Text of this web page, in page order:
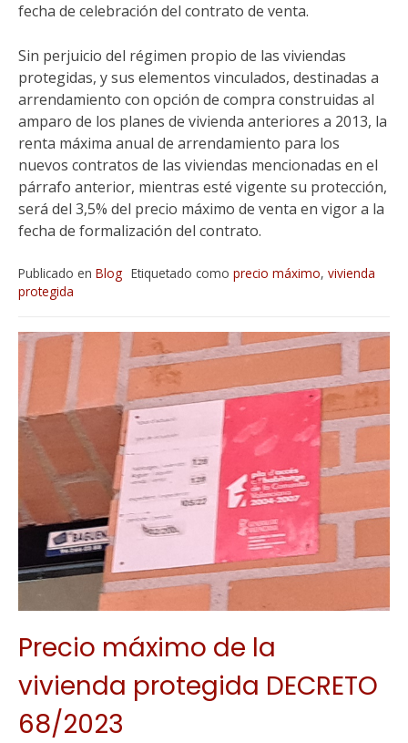
fecha de celebración del contrato de venta.
Sin perjuicio del régimen propio de las viviendas
protegidas, y sus elementos vinculados, destinadas a
arrendamiento con opción de compra construidas al
amparo de los planes de vivienda anteriores a 2013, la
renta máxima anual de arrendamiento para los
nuevos contratos de las viviendas mencionadas en el
párrafo anterior, mientras esté vigente su protección,
será del 3,5% del precio máximo de venta en vigor a la
fecha de formalización del contrato.
Publicado en Blog Etiquetado como precio máximo, vivienda
protegida
Precio máximo de la
vivienda protegida DECRETO
68/2023